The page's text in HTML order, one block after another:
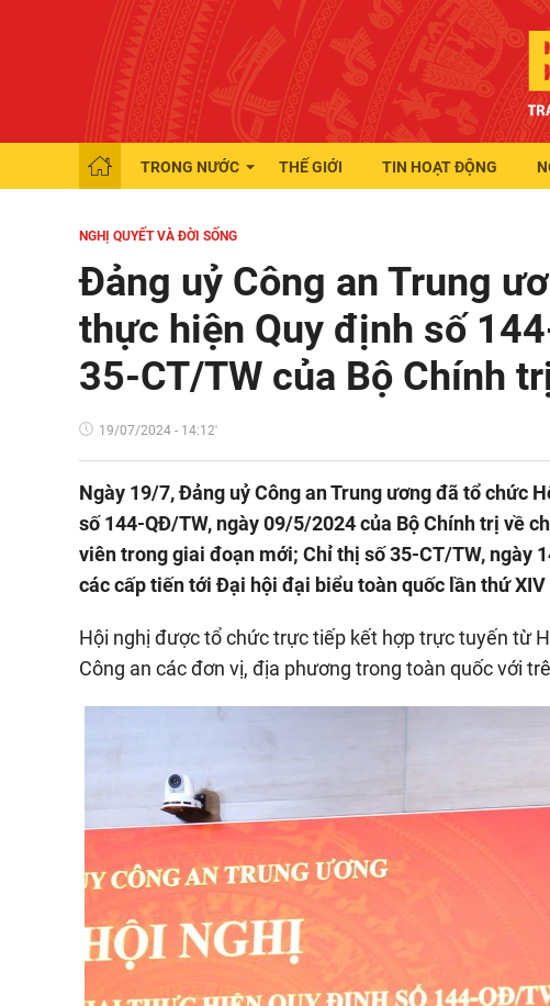
TRONG NƯỚC THẾ GIỚI TIN HOẠT ĐỘNG
NGHỊ QUYẾT VÀ ĐỜI SỐNG
Đảng uỷ Công an Trung
thực hiện Quy định số
35-CT/TW của Bộ Chính
19/07/2024 - 14:12'
Ngày 19/7, Đảng uỷ Công an Trung ương đã tổ chức
số 144-QĐ/TW, ngày 09/5/2024 của Bộ Chính trị về
viên trong giai đoạn mới; Chỉ thị số 35-CT/TW, ngày
các cấp tiến tới Đại hội đại biểu toàn quốc lần thứ
Hội nghị được tổ chức trực tiếp kết hợp trực tuyến từ
Công an các đơn vị, địa phương trong toàn quốc với